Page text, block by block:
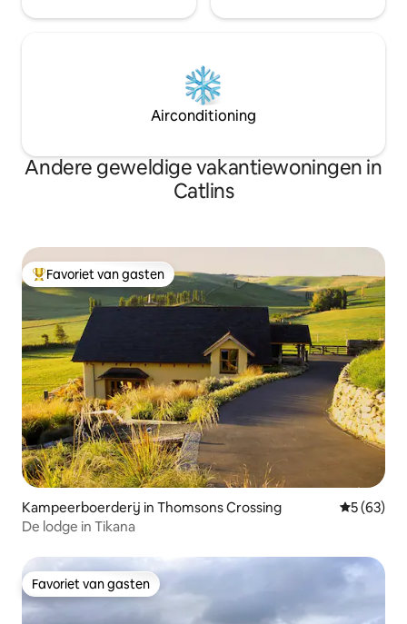
Airconditioning
Andere geweldige vakantiewoningen in
Catlins
Topfavoriet van gasten
Favoriet van gasten
Kampeerboerderij in Thomsons Crossing
5 (63)
De lodge in Tikana
Favoriet van gasten
Favoriet van gasten